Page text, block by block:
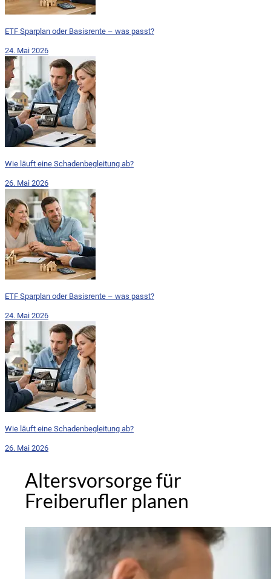
ETF Sparplan oder Basisrente – was passt?
24. Mai 2026
Wie läuft eine Schadenbegleitung ab?
26. Mai 2026
ETF Sparplan oder Basisrente – was passt?
24. Mai 2026
Wie läuft eine Schadenbegleitung ab?
26. Mai 2026
Altersvorsorge für
Freiberufler planen